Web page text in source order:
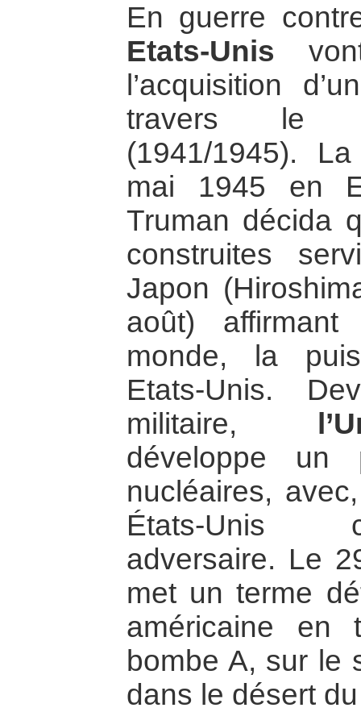
En guerre
Etats-Unis
l’acquisition
travers le
(1941/1945).
mai 1945 en
Truman décida
construites
Japon
août)
monde, la
Etats-Unis.
militaire,
développe un
nucléaires,
États-Unis
adversaire. Le
met un terme
américaine en
bombe A, sur le
dans le désert